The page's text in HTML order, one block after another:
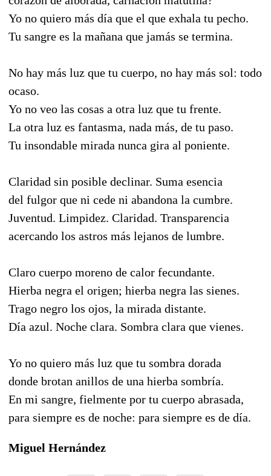
Yo no quiero más día que el que exhala tu pecho.
Tu sangre es la mañana que jamás se termina.
No hay más luz que tu cuerpo, no hay más sol: todo
ocaso.
Yo no veo las cosas a otra luz que tu frente.
La otra luz es fantasma, nada más, de tu paso.
Tu insondable mirada nunca gira al poniente.
Claridad sin posible declinar. Suma esencia
del fulgor que ni cede ni abandona la cumbre.
Juventud. Limpidez. Claridad. Transparencia
acercando los astros más lejanos de lumbre.
Claro cuerpo moreno de calor fecundante.
Hierba negra el origen; hierba negra las sienes.
Trago negro los ojos, la mirada distante.
Día azul. Noche clara. Sombra clara que vienes.
Yo no quiero más luz que tu sombra dorada
donde brotan anillos de una hierba sombría.
En mi sangre, fielmente por tu cuerpo abrasada,
para siempre es de noche: para siempre es de día.
Miguel Hernández